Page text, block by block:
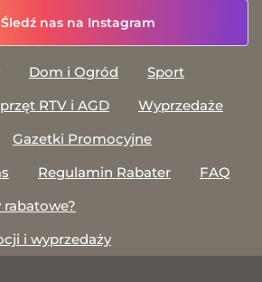
Śledź nas na Instagram
Dom i Ogród
Sport
RTV i AGD
Wyprzedaże
Gazetki Promocyjne
Regulamin Rabater
FAQ
rabatowe?
i wyprzedaży